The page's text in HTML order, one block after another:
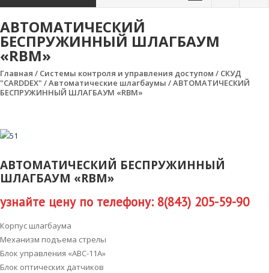
АВТОМАТИЧЕСКИЙ
БЕСПРУЖИННЫЙ ШЛАГБАУМ
«RBM»
Главная / Системы контроля и управления доступом / CКУД
"CARDDEX" /Автоматические шлагбаумы / АВТОМАТИЧЕСКИЙ
БЕСПРУЖИННЫЙ ШЛАГБАУМ «RBM»
АВТОМАТИЧЕСКИЙ БЕСПРУЖИННЫЙ
ШЛАГБАУМ «RBM»
узнайте цену по телефону: 8(843) 205-59-90
Корпус шлагбаума
Механизм подъема стрелы
Блок управления «ABC-11A»
Блок оптических датчиков